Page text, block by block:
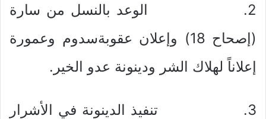
2. الوعد بالنسل من سارة
(إصحاح 18) وإعلان عقوبةسدوم وعمورة
إعلاناً لهلاك الشر ودينونة عدو الخير.
3. تنفيذ الدينونة في الأشرار